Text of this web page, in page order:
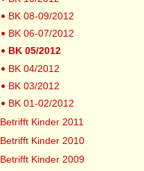
BK 08-09/2012
BK 06-07/2012
BK 05/2012
BK 04/2012
BK 03/2012
BK 01-02/2012
Betrifft Kinder 2011
Betrifft Kinder 2010
Betrifft Kinder 2009